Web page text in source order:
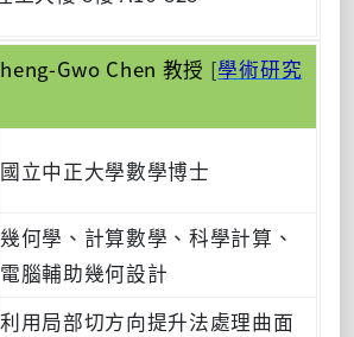
Gwo Chen 教授 [學術研究
國立中正大學數學博士
幾何學、計算數學、科學計算、
電腦輔助幾何設計
利用局部切方向提升法處理曲面